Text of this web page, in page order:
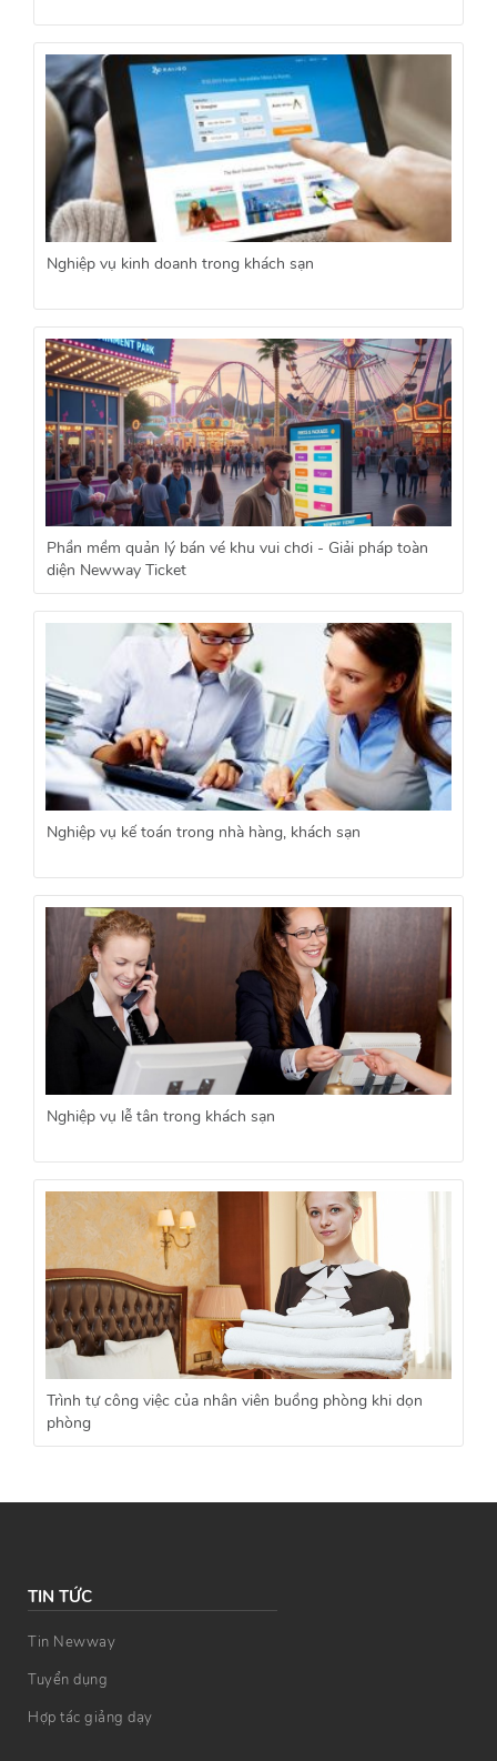
Nghiệp vụ kinh doanh trong khách sạn
Phần mềm quản lý bán vé khu vui chơi - Giải pháp toàn
diện Newway Ticket
Nghiệp vụ kế toán trong nhà hàng, khách sạn
Nghiệp vụ lễ tân trong khách sạn
Trình tự công việc của nhân viên buồng phòng khi dọn
phòng
TIN TỨC
Tin Newway
Tuyển dụng
Hợp tác giảng dạy